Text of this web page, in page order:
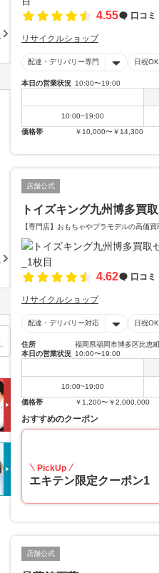
4.55 口コミ
リサイクルショップ
配達・デリバリー専門 日祝OK
本日の営業状況 10:00〜19:00
10:00~19:00
価格帯
￥10,000〜￥14,300
店舗公式
トイズキング九州博多買
【専門店】おもちゃやプラモデルの高価買
4.62 口コミ
リサイクルショップ
配達・デリバリー対応 日祝OK
住所
福岡県福岡市博多区比恵
本日の営業状況 10:00〜19:00
10:00~19:00
価格帯
￥1,200〜￥2,000,000
おすすめのクーポン
PickUp
エキテン限定クーポン1
店舗公式